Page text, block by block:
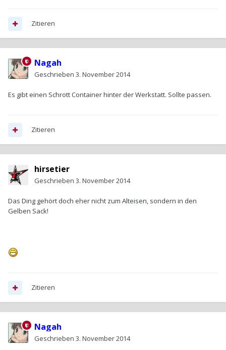
Zitieren
Nagah
Geschrieben 3. November 2014
Es gibt einen Schrott Container hinter der Werkstatt. Sollte passen.
Zitieren
hirsetier
Geschrieben 3. November 2014
Das Ding gehört doch eher nicht zum Alteisen, sondern in den
Gelben Sack!
Zitieren
Nagah
Geschrieben 3. November 2014